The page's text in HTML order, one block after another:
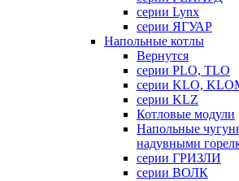
серии Lynx
серии ЯГУАР
Напольные котлы
Вернутся
серии PLO, TLO
серии KLO,
серии KLZ
Котловые модули
Напольные
надувными
серии ГРИЗЛИ
серии ВОЛК